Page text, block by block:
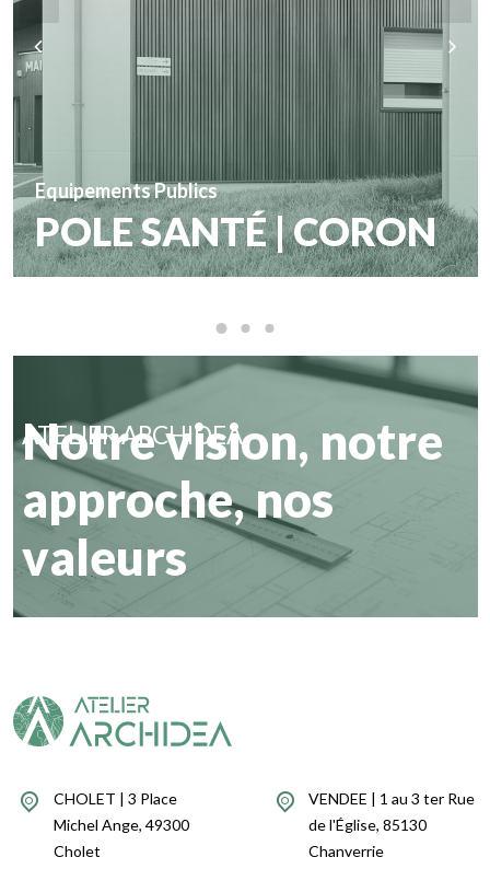
POLE SANTÉ | CORON
Equipements Publics
ATELIER ARCHIDEA
Notre vision, notre
approche, nos
valeurs
CHOLET | 3 Place
Michel Ange, 49300
Cholet
VENDEE | 1 au 3 ter Rue
de l'Église, 85130
Chanverrie